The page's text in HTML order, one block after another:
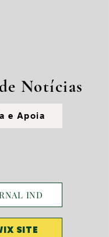
Notícias
e Apoia
IND
SITE